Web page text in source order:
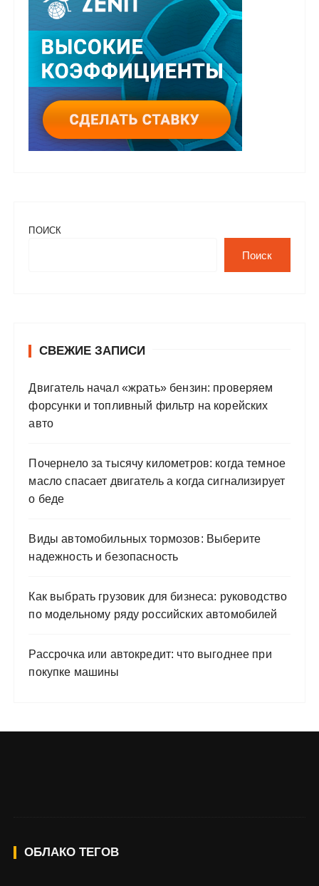
ПОИСК
Поиск
СВЕЖИЕ ЗАПИСИ
Двигатель начал «жрать» бензин: проверяем
форсунки и топливный фильтр на корейских
авто
Почернело за тысячу километров: когда темное
масло спасает двигатель а когда сигнализирует
о беде
Виды автомобильных тормозов: Выберите
надежность и безопасность
Как выбрать грузовик для бизнеса: руководство
по модельному ряду российских автомобилей
Рассрочка или автокредит: что выгоднее при
покупке машины
ОБЛАКО ТЕГОВ